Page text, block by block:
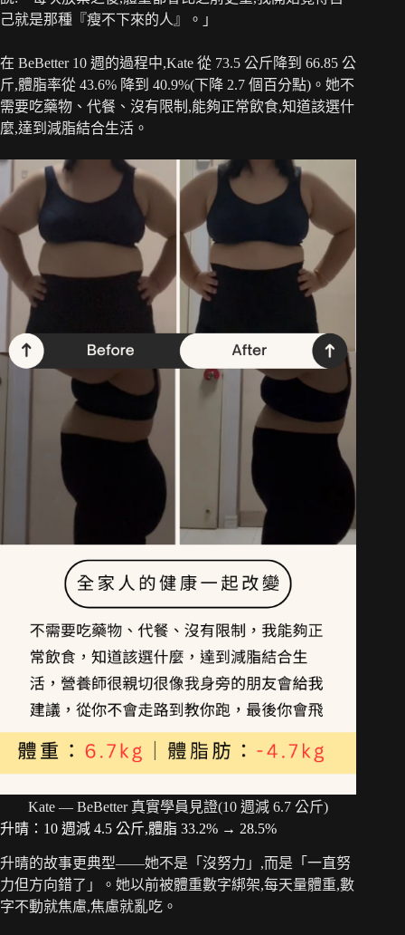
己就是那種『瘦不下來的人』。」
在 BeBetter 10 週的過程中,Kate 從 73.5 公斤降到 66.85 公
斤,體脂率從 43.6% 降到 40.9%(下降 2.7 個百分點)。她不
需要吃藥物、代餐、沒有限制,能夠正常飲食,知道該選什
麼,達到減脂結合生活。
Kate — BeBetter 真實學員見證(10 週減 6.7 公斤)
升晴：10 週減 4.5 公斤,體脂 33.2% → 28.5%
升晴的故事更典型——她不是「沒努力」,而是「一直努
力但方向錯了」。她以前被體重數字綁架,每天量體重,數
字不動就焦慮,焦慮就亂吃。